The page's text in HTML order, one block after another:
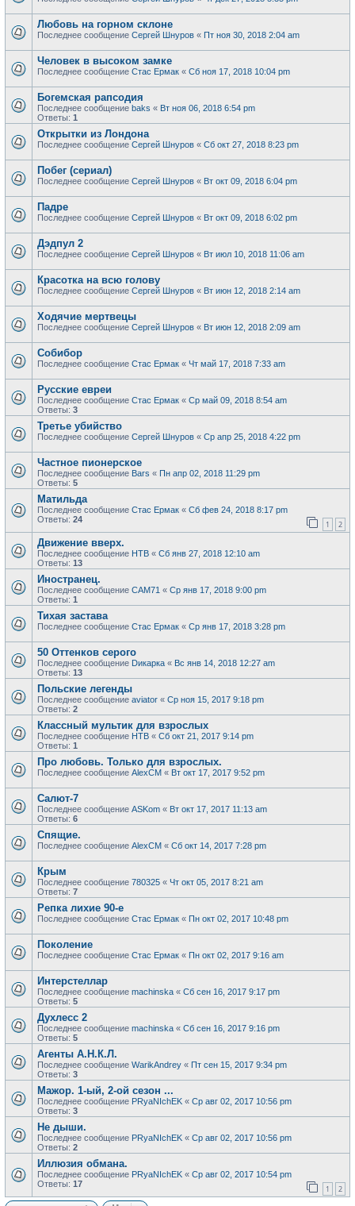
Любовь на горном склоне
Последнее сообщение Сергей Шнуров « Пт ноя 30, 2018 2:04 am
Человек в высоком замке
Последнее сообщение Стас Ермак « Сб ноя 17, 2018 10:04 pm
Богемская рапсодия
Последнее сообщение baks « Вт ноя 06, 2018 6:54 pm
Ответы: 1
Открытки из Лондона
Последнее сообщение Сергей Шнуров « Сб окт 27, 2018 8:23 pm
Побег (сериал)
Последнее сообщение Сергей Шнуров « Вт окт 09, 2018 6:04 pm
Падре
Последнее сообщение Сергей Шнуров « Вт окт 09, 2018 6:02 pm
Дэдпул 2
Последнее сообщение Сергей Шнуров « Вт июл 10, 2018 11:06 am
Красотка на всю голову
Последнее сообщение Сергей Шнуров « Вт июн 12, 2018 2:14 am
Ходячие мертвецы
Последнее сообщение Сергей Шнуров « Вт июн 12, 2018 2:09 am
Собибор
Последнее сообщение Стас Ермак « Чт май 17, 2018 7:33 am
Русские евреи
Последнее сообщение Стас Ермак « Ср май 09, 2018 8:54 am
Ответы: 3
Третье убийство
Последнее сообщение Сергей Шнуров « Ср апр 25, 2018 4:22 pm
Частное пионерское
Последнее сообщение Bars « Пн апр 02, 2018 11:29 pm
Ответы: 5
Матильда
Последнее сообщение Стас Ермак « Сб фев 24, 2018 8:17 pm
Ответы: 24 1 2
Движение вверх.
Последнее сообщение НТВ « Сб янв 27, 2018 12:10 am
Ответы: 13
Иностранец.
Последнее сообщение САМ71 « Ср янв 17, 2018 9:00 pm
Ответы: 1
Тихая застава
Последнее сообщение Стас Ермак « Ср янв 17, 2018 3:28 pm
50 Оттенков серого
Последнее сообщение Dикарка « Вс янв 14, 2018 12:27 am
Ответы: 13
Польские легенды
Последнее сообщение aviator « Ср ноя 15, 2017 9:18 pm
Ответы: 2
Классный мультик для взрослых
Последнее сообщение НТВ « Сб окт 21, 2017 9:14 pm
Ответы: 1
Про любовь. Только для взрослых.
Последнее сообщение AlexCM « Вт окт 17, 2017 9:52 pm
Салют-7
Последнее сообщение ASKom « Вт окт 17, 2017 11:13 am
Ответы: 6
Спящие.
Последнее сообщение AlexCM « Сб окт 14, 2017 7:28 pm
Крым
Последнее сообщение 780325 « Чт окт 05, 2017 8:21 am
Ответы: 7
Репка лихие 90-е
Последнее сообщение Стас Ермак « Пн окт 02, 2017 10:48 pm
Поколение
Последнее сообщение Стас Ермак « Пн окт 02, 2017 9:16 am
Интерстеллар
Последнее сообщение machinska « Сб сен 16, 2017 9:17 pm
Ответы: 5
Духлесс 2
Последнее сообщение machinska « Сб сен 16, 2017 9:16 pm
Ответы: 5
Агенты А.Н.К.Л.
Последнее сообщение WarikAndrey « Пт сен 15, 2017 9:34 pm
Ответы: 3
Мажор. 1-ый, 2-ой сезон ...
Последнее сообщение PRyaNIchEK « Ср авг 02, 2017 10:56 pm
Ответы: 3
Не дыши.
Последнее сообщение PRyaNIchEK « Ср авг 02, 2017 10:56 pm
Ответы: 2
Иллюзия обмана.
Последнее сообщение PRyaNIchEK « Ср авг 02, 2017 10:54 pm
Ответы: 17 1 2